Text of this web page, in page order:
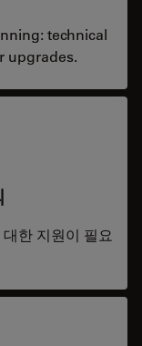
technical
upgrades.
한 지원이 필요